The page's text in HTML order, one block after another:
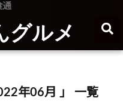
通
グルメ
年06月 」 一覧